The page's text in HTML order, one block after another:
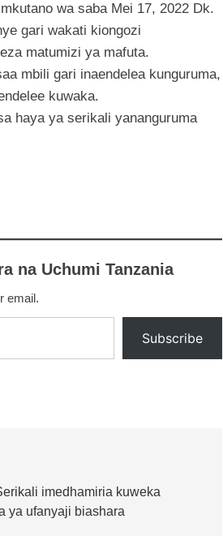
wa saba Mei 17, 2022 Dk.
gari wakati kiongozi
matumizi ya mafuta.
mbili gari inaendelea kunguruma,
kuwaka.
haya ya serikali yananguruma
na Uchumi Tanzania
email.
Subscribe
imedhamiria kuweka
ya ufanyaji biashara